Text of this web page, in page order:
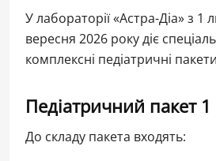
У лабораторії «Астра-Діа» з 1
вересня 2026 року діє
комплексні педіатричні
Педіатричний пакет 1
До складу пакета входять: